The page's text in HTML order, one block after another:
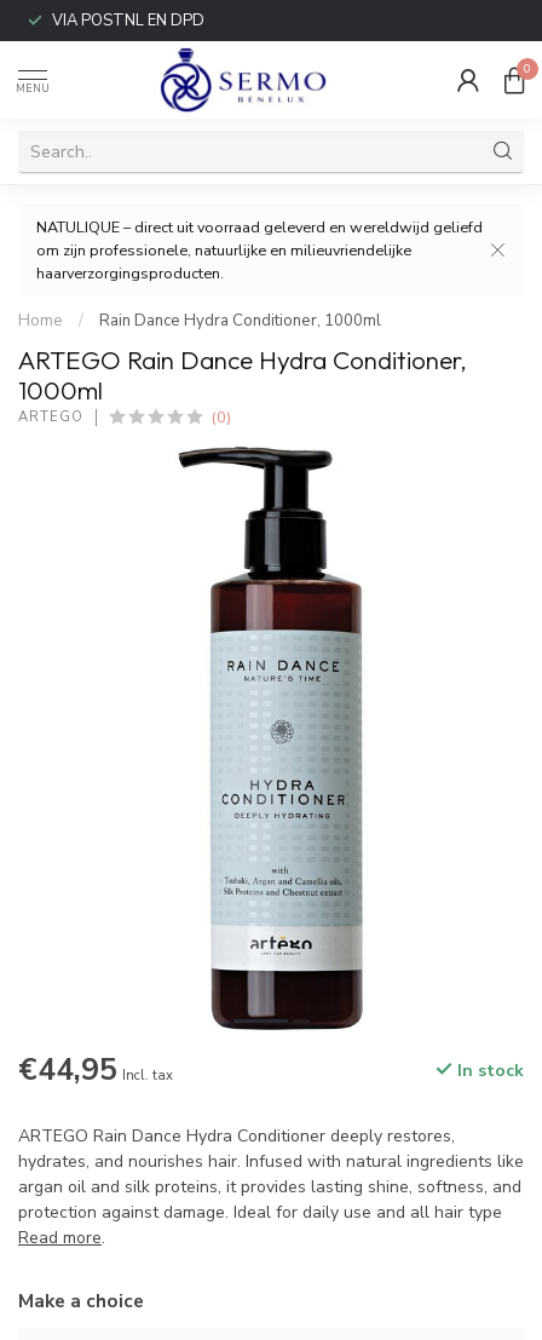
VIA POSTNL EN DPD
MENU
0
NATULIQUE – direct uit voorraad geleverd en wereldwijd geliefd
om zijn professionele, natuurlijke en milieuvriendelijke
haarverzorgingsproducten.
Home / Rain Dance Hydra Conditioner, 1000ml
ARTEGO Rain Dance Hydra Conditioner,
1000ml
ARTEGO (0)
€44,95 Incl. tax In stock
ARTEGO Rain Dance Hydra Conditioner deeply restores,
hydrates, and nourishes hair. Infused with natural ingredients like
argan oil and silk proteins, it provides lasting shine, softness, and
protection against damage. Ideal for daily use and all hair type
Read more.
Make a choice